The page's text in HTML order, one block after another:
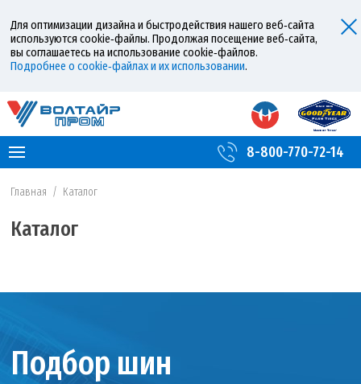
Для оптимизации дизайна и быстродействия нашего веб‑сайта
используются cookie‑файлы. Продолжая посещение веб‑сайта,
вы соглашаетесь на использование cookie‑файлов.
Подробнее о cookie‑файлах и их использовании.
8-800-770-72-14
Главная / Каталог
Каталог
Подбор шин